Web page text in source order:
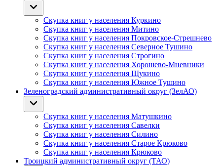
Скупка книг у населения Куркино
Скупка книг у населения Митино
Скупка книг у населения Покровское-Стрешнево
Скупка книг у населения Северное Тушино
Скупка книг у населения Строгино
Скупка книг у населения Хорошево-Мневники
Скупка книг у населения Щукино
Скупка книг у населения Южное Тушино
Зеленоградский административный округ (ЗелАО)
Скупка книг у населения Матушкино
Скупка книг у населения Савелки
Скупка книг у населения Силино
Скупка книг у населения Старое Крюково
Скупка книг у населения Крюково
Троицкий административный округ (ТАО)